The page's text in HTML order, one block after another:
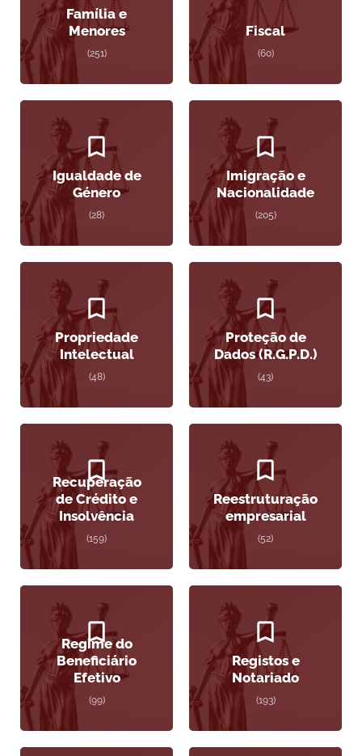
Família e
Menores
(251)
Fiscal
(60)
Igualdade de
Género
(28)
Imigração e
Nacionalidade
(205)
Propriedade
Intelectual
(48)
Proteção de
Dados (R.G.P.D.)
(43)
Recuperação
de Crédito e
Insolvência
(159)
Reestruturação
empresarial
(52)
Regime do
Beneficiário
Efetivo
(99)
Registos e
Notariado
(193)